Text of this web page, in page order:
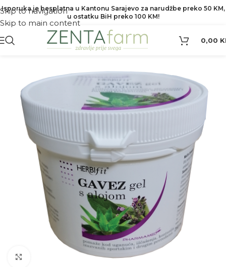
Skip to navigation
Skip to main content
Isporuka je besplatna u Kantonu Sarajevo za narudžbe preko 50 KM,
u ostatku BiH preko 100 KM!
0,00
Kliknite za povećanje